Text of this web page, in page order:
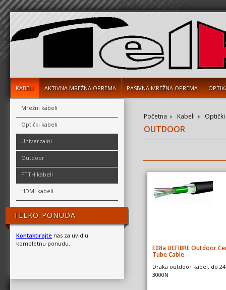
KABELI AKTIVNA MREŽNA OPREMA PASIVNA MREŽNA OPREMA
Mrežni kabeli
Optički kabeli
Univerzalni
Outdoor
FTTH kabeli
HDMI kabeli
TELKO PONUDA
Kontaktirajte nas za uvid u
kompletnu ponudu.
Početna Kabeli
OUTDOOR
E08a UCFIBRE Outdoor
Tube Cable
Draka outdoor kabel, do
3000N